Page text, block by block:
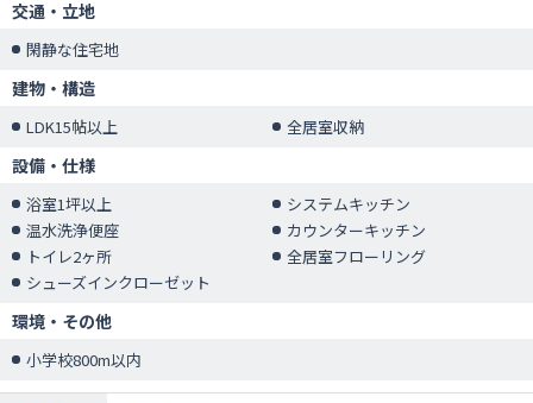
交通・立地
閑静な住宅地
建物・構造
LDK15帖以上 全居室収納
設備・仕様
浴室1坪以上
システムキッチン
温水洗浄便座
カウンターキッチン
トイレ2ヶ所
全居室フローリング
シューズインクローゼット
環境・その他
小学校800m以内